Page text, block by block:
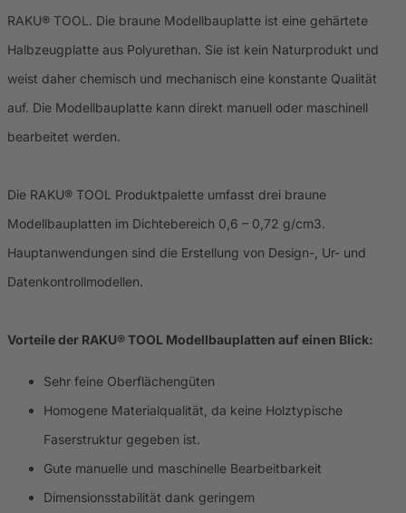
RAKU® TOOL. Die braune Modellbauplatte ist eine gehärtete
Halbzeugplatte aus Polyurethan. Sie ist kein Naturprodukt und
weist daher chemisch und mechanisch eine konstante Qualität
auf. Die Modellbauplatte kann direkt manuell oder maschinell
bearbeitet werden.
Die RAKU® TOOL Produktpalette umfasst drei braune
Modellbauplatten im Dichtebereich 0,6 – 0,72 g/cm3.
Hauptanwendungen sind die Erstellung von Design-, Ur- und
Datenkontrollmodellen.
Vorteile der RAKU® TOOL Modellbauplatten auf einen Blick:
Sehr feine Oberflächengüten
Homogene Materialqualität, da keine Holztypische
Faserstruktur gegeben ist.
Gute manuelle und maschinelle Bearbeitbarkeit
Dimensionsstabilität dank geringem